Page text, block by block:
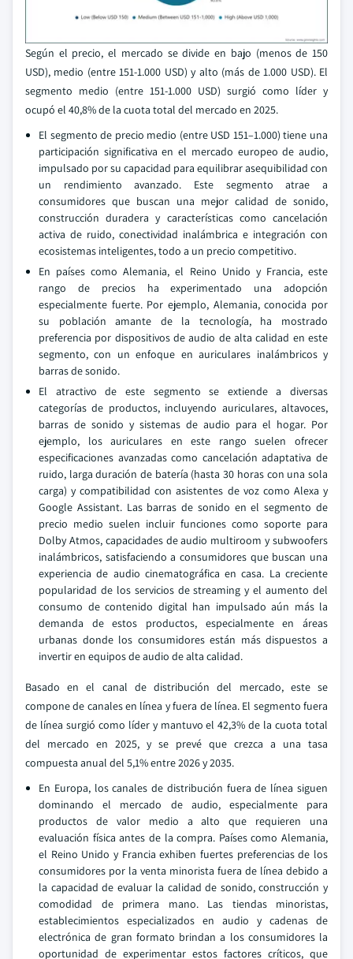
Según el precio, el mercado se divide en bajo (menos de 150
USD), medio (entre 151-1.000 USD) y alto (más de 1.000 USD). El
segmento medio (entre 151-1.000 USD) surgió como líder y
ocupó el 40,8% de la cuota total del mercado en 2025.
El segmento de precio medio (entre USD 151–1.000) tiene una
participación significativa en el mercado europeo de audio,
impulsado por su capacidad para equilibrar asequibilidad con
un rendimiento avanzado. Este segmento atrae a
consumidores que buscan una mejor calidad de sonido,
construcción duradera y características como cancelación
activa de ruido, conectividad inalámbrica e integración con
ecosistemas inteligentes, todo a un precio competitivo.
En países como Alemania, el Reino Unido y Francia, este
rango de precios ha experimentado una adopción
especialmente fuerte. Por ejemplo, Alemania, conocida por
su población amante de la tecnología, ha mostrado
preferencia por dispositivos de audio de alta calidad en este
segmento, con un enfoque en auriculares inalámbricos y
barras de sonido.
El atractivo de este segmento se extiende a diversas
categorías de productos, incluyendo auriculares, altavoces,
barras de sonido y sistemas de audio para el hogar. Por
ejemplo, los auriculares en este rango suelen ofrecer
especificaciones avanzadas como cancelación adaptativa de
ruido, larga duración de batería (hasta 30 horas con una sola
carga) y compatibilidad con asistentes de voz como Alexa y
Google Assistant. Las barras de sonido en el segmento de
precio medio suelen incluir funciones como soporte para
Dolby Atmos, capacidades de audio multiroom y subwoofers
inalámbricos, satisfaciendo a consumidores que buscan una
experiencia de audio cinematográfica en casa. La creciente
popularidad de los servicios de streaming y el aumento del
consumo de contenido digital han impulsado aún más la
demanda de estos productos, especialmente en áreas
urbanas donde los consumidores están más dispuestos a
invertir en equipos de audio de alta calidad.
Basado en el canal de distribución del mercado, este se
compone de canales en línea y fuera de línea. El segmento fuera
de línea surgió como líder y mantuvo el 42,3% de la cuota total
del mercado en 2025, y se prevé que crezca a una tasa
compuesta anual del 5,1% entre 2026 y 2035.
En Europa, los canales de distribución fuera de línea siguen
dominando el mercado de audio, especialmente para
productos de valor medio a alto que requieren una
evaluación física antes de la compra. Países como Alemania,
el Reino Unido y Francia exhiben fuertes preferencias de los
consumidores por la venta minorista fuera de línea debido a
la capacidad de evaluar la calidad de sonido, construcción y
comodidad de primera mano. Las tiendas minoristas,
establecimientos especializados en audio y cadenas de
electrónica de gran formato brindan a los consumidores la
oportunidad de experimentar estos factores críticos, que